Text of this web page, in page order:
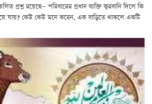
প্রশ্ন রয়েছে— পরিবারের প্রধান ব্যক্তি কুরবানি দিলে কি
যায়? কেউ কেউ মনে করেন, এক বাড়িতে থাকলে একটি